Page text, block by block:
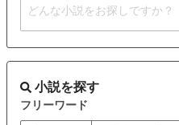
小説を探す
フリーワード